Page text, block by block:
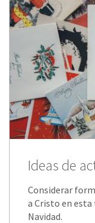
Ideas de
Considerar
a Cristo en esta
Navidad.